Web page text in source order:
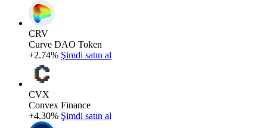
CRV
Curve DAO Token
+2.74% Şimdi satın al
CVX
Convex Finance
+4.30% Şimdi satın al